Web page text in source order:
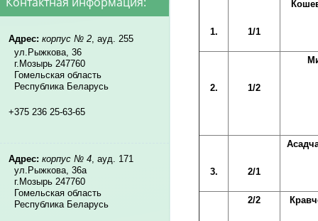
1. 1/1
2. 1/2
3. 2/1
2/2
образец заявления(скачать)
документов
Адрес: корпус № 2, ауд. 255
ул.Рыжкова, 36
г.Мозырь 247760
Гомельская область
Республика Беларусь
+375 236 25-63-65
Адрес: корпус № 4, ауд. 171
ул.Рыжкова, 36а
г.Мозырь 247760
Гомельская область
Республика Беларусь